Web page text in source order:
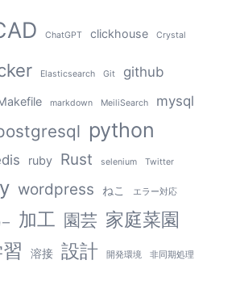
ChatGPT clickhouse Crystal
Elasticsearch Git github
markdown MeiliSearch mysql
python
ruby Rust selenium Twitter
wordpress ねこ エラー対応
加工 園芸 家庭菜園
溶接 設計 開発環境 非同期処理